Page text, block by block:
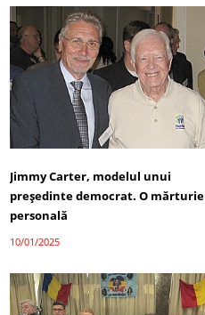
Jimmy Carter, modelul unui
președinte democrat. O mărturie
personală
10/01/2025